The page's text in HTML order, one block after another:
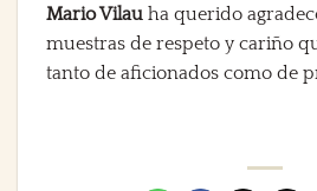
Mario Vilau ha querido
muestras de respeto y cariño
tanto de aficionados como de